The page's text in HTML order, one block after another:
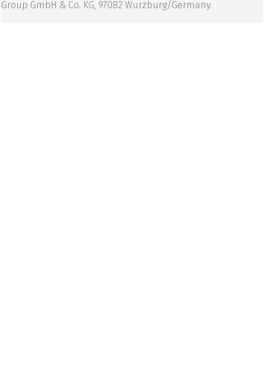
Group GmbH & Co. KG, 97082 Wurzburg/Germany.